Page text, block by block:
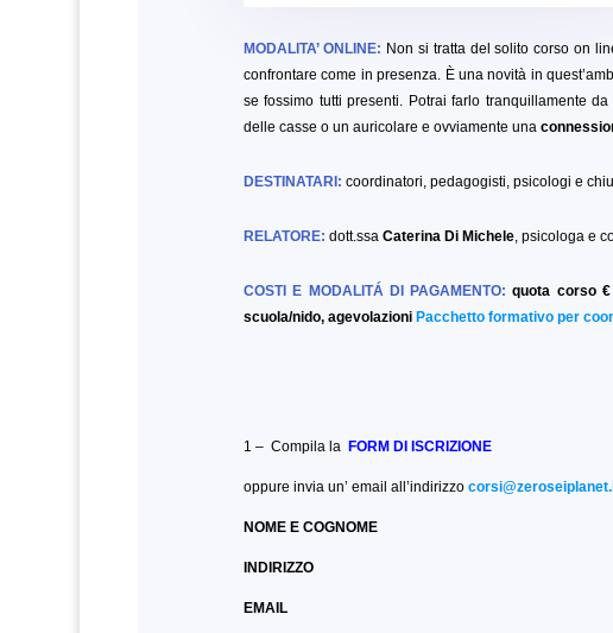
MODALITA’ ONLINE: Non si tratta del solito corso on
confrontare come in presenza. È una novità in
se fossimo tutti presenti. Potrai farlo tranquillamente
delle casse o un auricolare e ovviamente una
DESTINATARI: coordinatori, pedagogisti, psicologi e
RELATORE: dott.ssaCaterina Di Michele, psicologa e
COSTI E MODALITÁ DI PAGAMENTO: quota corso
scuola/nido, agevolazioni Pacchetto formativo per
1 – Compila la FORM DI ISCRIZIONE
oppure invia un’ email all’indirizzo
NOME E COGNOME
INDIRIZZO
EMAIL